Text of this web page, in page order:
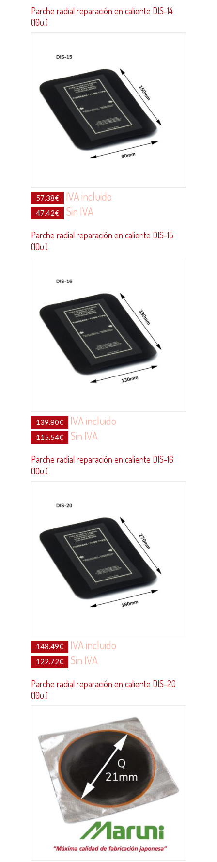
Parche radial reparación en caliente DIS-14
(10u.)
57.38€ IVA incluido
47.42€ Sin IVA
Parche radial reparación en caliente DIS-15
(10u.)
139.80€ IVA incluido
115.54€ Sin IVA
Parche radial reparación en caliente DIS-16
(10u.)
148.49€ IVA incluido
122.72€ Sin IVA
Parche radial reparación en caliente DIS-20
(10u.)